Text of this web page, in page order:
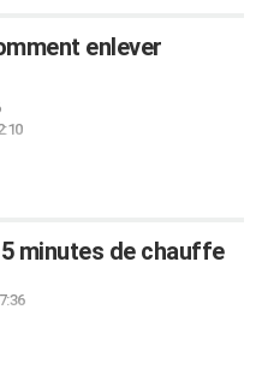
enlever
minutes de chauffe